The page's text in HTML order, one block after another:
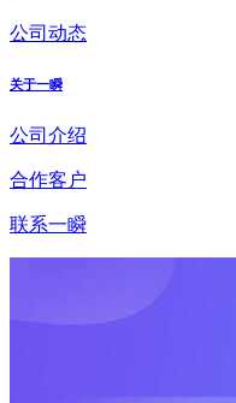
公司动态
关于一瞬
公司介绍
合作客户
联系一瞬